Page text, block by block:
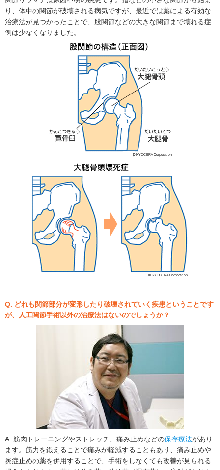
り、体中の関節が破壊される病気ですが、最近では薬による有効な
治療法が見つかったことで、股関節などの大きな関節まで壊れる症
例は少なくなりました。
Q. どれも関節部分が変形したり破壊されていく疾患ということです
が、人工関節手術以外の治療法はないのでしょうか？
A. 筋肉トレーニングやストレッチ、痛み止めなどの保存療法があり
ます。筋力を鍛えることで痛みが軽減することもあり、痛み止めや
炎症止めの薬を併用することで、手術をしなくても改善が見られる